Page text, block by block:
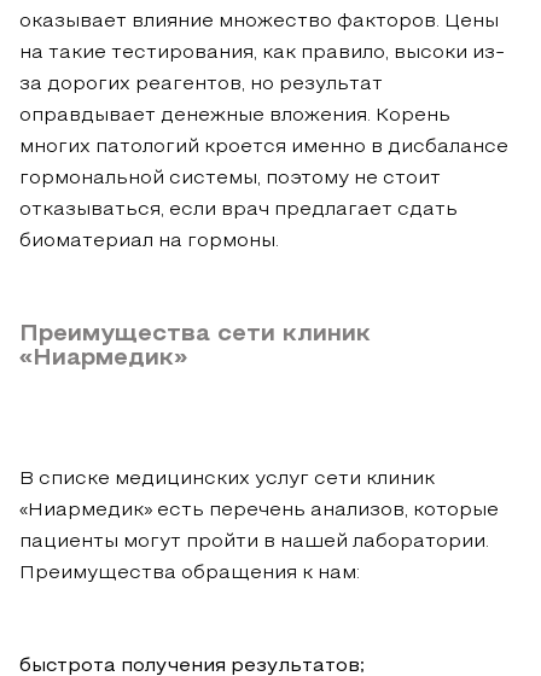
оказывает влияние множество факторов. Цены
на такие тестирования, как правило, высоки из-
за дорогих реагентов, но результат
оправдывает денежные вложения. Корень
многих патологий кроется именно в дисбалансе
гормональной системы, поэтому не стоит
отказываться, если врач предлагает сдать
биоматериал на гормоны.
Преимущества сети клиник
«Ниармедик»
В списке медицинских услуг сети клиник
«Ниармедик» есть перечень анализов, которые
пациенты могут пройти в нашей лаборатории.
Преимущества обращения к нам:
быстрота получения результатов;